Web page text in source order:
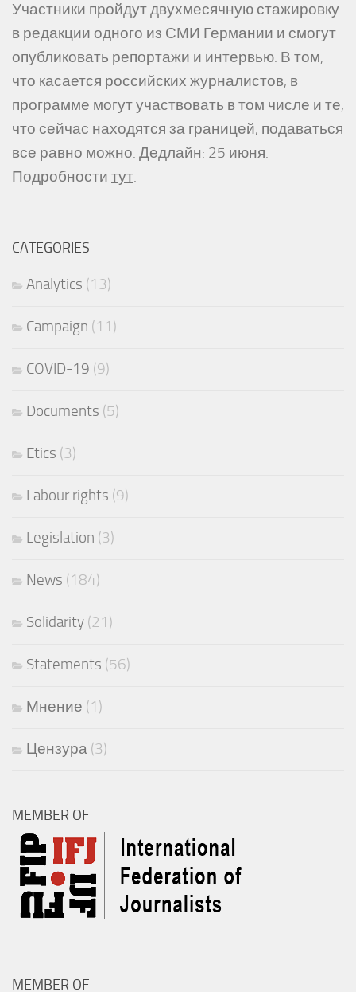
Участники пройдут двухмесячную стажировку
в редакции одного из СМИ Германии и смогут
опубликовать репортажи и интервью. В том,
что касается российских журналистов, в
программе могут участвовать в том числе и те,
что сейчас находятся за границей, подаваться
все равно можно. Дедлайн: 25 июня.
Подробности тут.
CATEGORIES
Analytics (13)
Campaign (11)
COVID-19 (9)
Documents (5)
Etics (3)
Labour rights (9)
Legislation (3)
News (184)
Solidarity (21)
Statements (56)
Мнение (1)
Цензура (3)
MEMBER OF
MEMBER OF